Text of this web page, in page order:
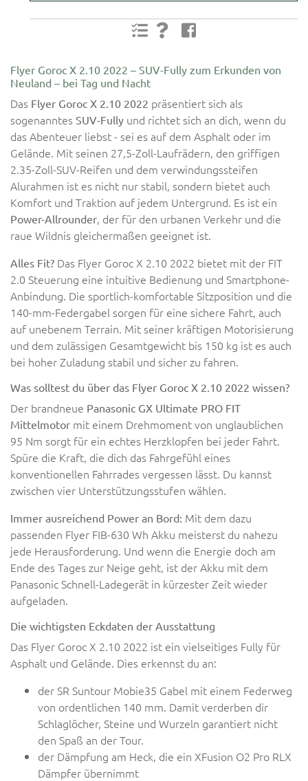
Flyer Goroc X 2.10 2022 – SUV-Fully zum Erkunden von
Neuland – bei Tag und Nacht
Das Flyer Goroc X 2.10 2022 präsentiert sich als
sogenanntes SUV-Fully und richtet sich an dich, wenn du
das Abenteuer liebst - sei es auf dem Asphalt oder im
Gelände. Mit seinen 27,5-Zoll-Laufrädern, den griffigen
2.35-Zoll-SUV-Reifen und dem verwindungssteifen
Alurahmen ist es nicht nur stabil, sondern bietet auch
Komfort und Traktion auf jedem Untergrund. Es ist ein
Power-Allrounder, der für den urbanen Verkehr und die
raue Wildnis gleichermaßen geeignet ist.
Alles Fit? Das Flyer Goroc X 2.10 2022 bietet mit der FIT
2.0 Steuerung eine intuitive Bedienung und Smartphone-
Anbindung. Die sportlich-komfortable Sitzposition und die
140-mm-Federgabel sorgen für eine sichere Fahrt, auch
auf unebenem Terrain. Mit seiner kräftigen Motorisierung
und dem zulässigen Gesamtgewicht bis 150 kg ist es auch
bei hoher Zuladung stabil und sicher zu fahren.
Was solltest du über das Flyer Goroc X 2.10 2022 wissen?
Der brandneue Panasonic GX Ultimate PRO FIT
Mittelmotor mit einem Drehmoment von unglaublichen
95 Nm sorgt für ein echtes Herzklopfen bei jeder Fahrt.
Spüre die Kraft, die dich das Fahrgefühl eines
konventionellen Fahrrades vergessen lässt. Du kannst
zwischen vier Unterstützungsstufen wählen.
Immer ausreichend Power an Bord: Mit dem dazu
passenden Flyer FIB-630 Wh Akku meisterst du nahezu
jede Herausforderung. Und wenn die Energie doch am
Ende des Tages zur Neige geht, ist der Akku mit dem
Panasonic Schnell-Ladegerät in kürzester Zeit wieder
aufgeladen.
Die wichtigsten Eckdaten der Ausstattung
Das Flyer Goroc X 2.10 2022 ist ein vielseitiges Fully für
Asphalt und Gelände. Dies erkennst du an:
der SR Suntour Mobie35 Gabel mit einem Federweg
von ordentlichen 140 mm. Damit verderben dir
Schlaglöcher, Steine und Wurzeln garantiert nicht
den Spaß an der Tour.
der Dämpfung am Heck, die ein XFusion O2 Pro RLX
Dämpfer übernimmt